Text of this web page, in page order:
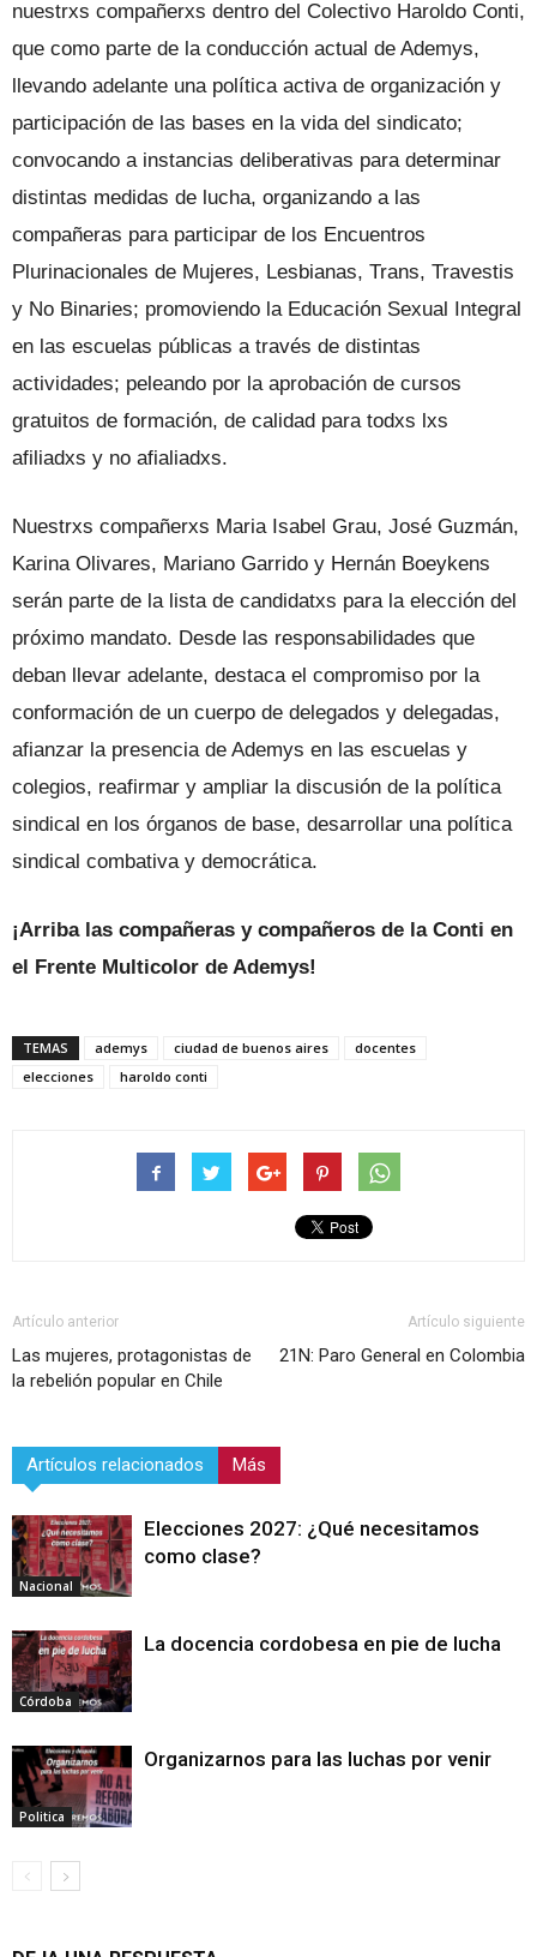
nuestrxs compañerxs dentro del Colectivo Haroldo Conti,
que como parte de la conducción actual de Ademys,
llevando adelante una política activa de organización y
participación de las bases en la vida del sindicato;
convocando a instancias deliberativas para determinar
distintas medidas de lucha, organizando a las
compañeras para participar de los Encuentros
Plurinacionales de Mujeres, Lesbianas, Trans, Travestis
y No Binaries; promoviendo la Educación Sexual Integral
en las escuelas públicas a través de distintas
actividades; peleando por la aprobación de cursos
gratuitos de formación, de calidad para todxs lxs
afiliadxs y no afialiadxs.
Nuestrxs compañerxs Maria Isabel Grau, José Guzmán,
Karina Olivares, Mariano Garrido y Hernán Boeykens
serán parte de la lista de candidatxs para la elección del
próximo mandato. Desde las responsabilidades que
deban llevar adelante, destaca el compromiso por la
conformación de un cuerpo de delegados y delegadas,
afianzar la presencia de Ademys en las escuelas y
colegios, reafirmar y ampliar la discusión de la política
sindical en los órganos de base, desarrollar una política
sindical combativa y democrática.
¡Arriba las compañeras y compañeros de la Conti en
el Frente Multicolor de Ademys!
TEMAS ademys ciudad de buenos aires
docentes
elecciones
haroldo conti
Artículo anterior
Las mujeres, protagonistas de
la rebelión popular en Chile
Artículo siguiente
21N: Paro General en Colombia
Artículos relacionados Más
Nacional
Elecciones 2027: ¿Qué necesitamos
como clase?
Córdoba
La docencia cordobesa en pie de lucha
Politica
Organizarnos para las luchas por venir